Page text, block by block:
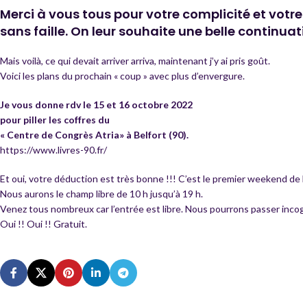
Merci à vous tous pour votre complicité et
sans faille. On leur souhaite une belle
Mais voilà, ce qui devait arriver arriva, maintenant j’y ai pris goût.
Voici les plans du prochain « coup » avec plus d’envergure.
Je vous donne rdv le 15 et 16 octobre 2022
pour piller les coffres du
« Centre de Congrès Atria» à Belfort (90).
https://www.livres-90.fr/
Et oui, votre déduction est très bonne !!! C’est le premier weekend de
Nous aurons le champ libre de 10 h jusqu’à 19 h.
Venez tous nombreux car l’entrée est libre. Nous pourrons passer
Oui !! Oui !! Gratuit.